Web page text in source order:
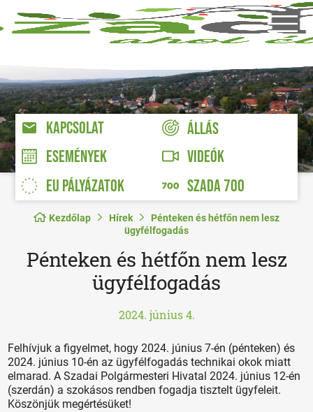
KAPCSOLAT
ÁLLÁS
ESEMÉNYEK
VIDEÓK
EU PÁLYÁZATOK
SZADA 700
Kezdőlap Hírek
Pénteken és hétfőn nem lesz
ügyfélfogadás
Pénteken és hétfőn nem lesz
ügyfélfogadás
2024. június 4.
Felhívjuk a figyelmet, hogy 2024. június 7-én (pénteken) és
2024. június 10-én az ügyfélfogadás technikai okok miatt
elmarad. A Szadai Polgármesteri Hivatal 2024. június 12-én
(szerdán) a szokásos rendben fogadja tisztelt ügyfeleit.
Köszönjük megértésüket!